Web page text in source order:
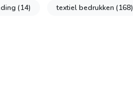
(14) textiel bedrukken (168)